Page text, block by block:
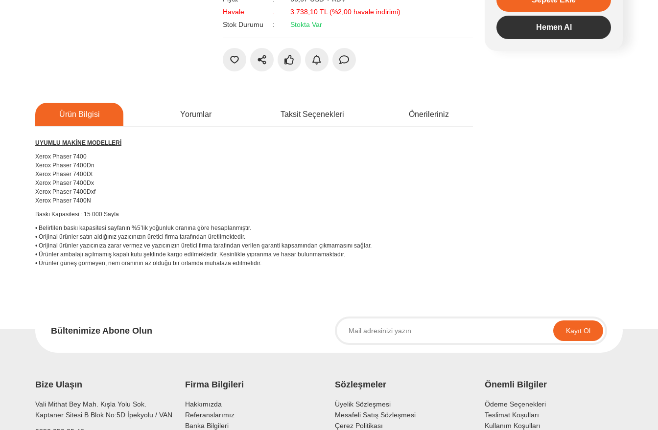
Havale
3.738,10 TL (%2,00 havale indirimi)
Stok Durumu
Stokta Var
Ürün Bilgisi Yorumlar Taksit Seçenekleri Önerileriniz
UYUMLU MAKİNE MODELLERİ
Xerox Phaser 7400
Xerox Phaser 7400Dn
Xerox Phaser 7400Dt
Xerox Phaser 7400Dx
Xerox Phaser 7400Dxf
Xerox Phaser 7400N
Baskı Kapasitesi : 15.000 Sayfa
• Belirtilen baskı kapasitesi sayfanın %5’lik yoğunluk oranına göre hesaplanmıştır.
• Orijinal ürünler satın aldığınız yazıcınızın üretici firma tarafından üretilmektedir.
• Orijinal ürünler yazıcınıza zarar vermez ve yazıcınızın üretici firma tarafından verilen garanti kapsamından çıkmamasını sağlar.
• Ürünler ambalajı açılmamış kapalı kutu şeklinde kargo edilmektedir. Kesinlikle yıpranma ve hasar bulunmamaktadır.
• Ürünler güneş görmeyen, nem oranının az olduğu bir ortamda muhafaza edilmelidir.
Hemen Al
Bültenimize Abone Olun Kayıt Ol
Bize Ulaşın
Vali Mithat Bey Mah. Kışla Yolu Sok.
Kaptaner Sitesi B Blok No:5D İpekyolu / VAN
Firma Bilgileri
Hakkımızda
Referanslarımız
Banka Bilgileri
Sözleşmeler
Üyelik Sözleşmesi
Mesafeli Satış Sözleşmesi
Çerez Politikası
Önemli Bilgiler
Ödeme Seçenekleri
Teslimat Koşulları
Kullanım Koşulları